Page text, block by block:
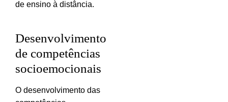
de ensino à distância.
Desenvolvimento
de competências
socioemocionais
O desenvolvimento das